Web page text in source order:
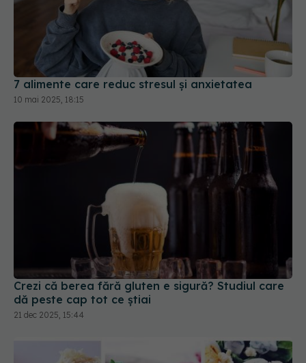
7 alimente care reduc stresul și anxietatea
10 mai 2025, 18:15
Crezi că berea fără gluten e sigură? Studiul care
dă peste cap tot ce știai
21 dec 2025, 15:44